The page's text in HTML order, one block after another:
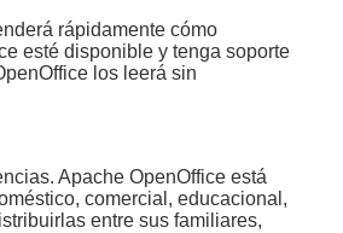
rápidamente cómo
esté disponible y tenga soporte
los leerá sin
Apache OpenOffice está
comercial, educacional,
entre sus familiares,